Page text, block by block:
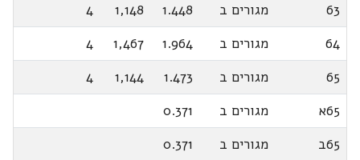
63
מגורים ב 1.448
1,148
4
64
מגורים ב 1.964
1,467
4
65
מגורים ב 1.473
1,144
4
65א
מגורים ב
0.371
65ב
מגורים ב
0.371